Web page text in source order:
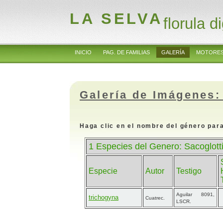
LA SELVAflorula
INICIO PAG. DE FAMILIAS GALERÍA
Galería de
Haga clic en el nombre del género
1 Especies del Genero:
Especie Autor Testigo
trichogyna Cuatrec.
Aguilar 8091,
LSCR.